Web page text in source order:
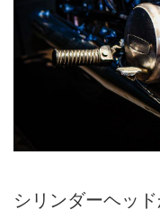
シリンダーヘッ